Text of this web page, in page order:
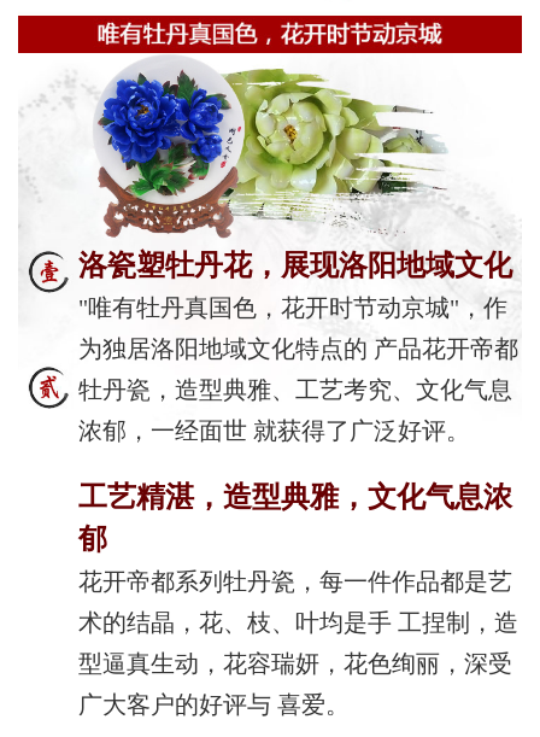
洛瓷塑牡丹花，展现洛阳地域文化
"唯有牡丹真国色，花开时节动京城"，作
为独居洛阳地域文化特点的 产品花开帝都
牡丹瓷，造型典雅、工艺考究、文化气息
浓郁，一经面世 就获得了广泛好评。
工艺精湛，造型典雅，文化气息浓
郁
花开帝都系列牡丹瓷，每一件作品都是艺
术的结晶，花、枝、叶均是手 工捏制，造
型逼真生动，花容瑞妍，花色绚丽，深受
广大客户的好评与 喜爱。